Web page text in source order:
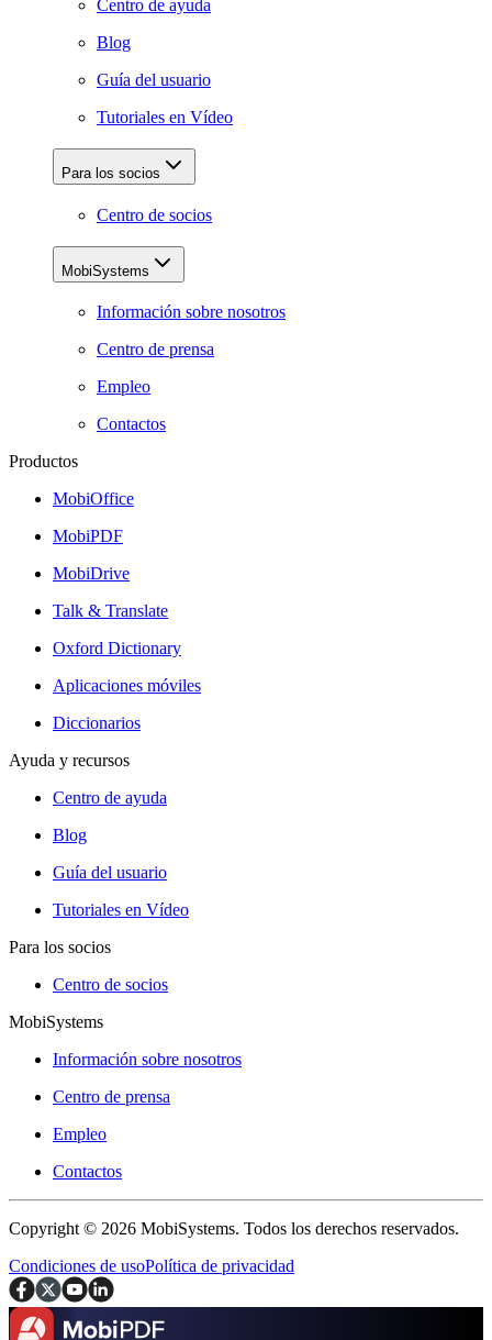
Centro de ayuda
Blog
Guía del usuario
Tutoriales en Vídeo
Para los socios
Centro de socios
MobiSystems
Información sobre nosotros
Centro de prensa
Empleo
Contactos
Productos
MobiOffice
MobiPDF
MobiDrive
Talk & Translate
Oxford Dictionary
Aplicaciones móviles
Diccionarios
Ayuda y recursos
Centro de ayuda
Blog
Guía del usuario
Tutoriales en Vídeo
Para los socios
Centro de socios
MobiSystems
Información sobre nosotros
Centro de prensa
Empleo
Contactos
Copyright © 2026 MobiSystems. Todos los derechos reservados.
Condiciones de usoPolítica de privacidad